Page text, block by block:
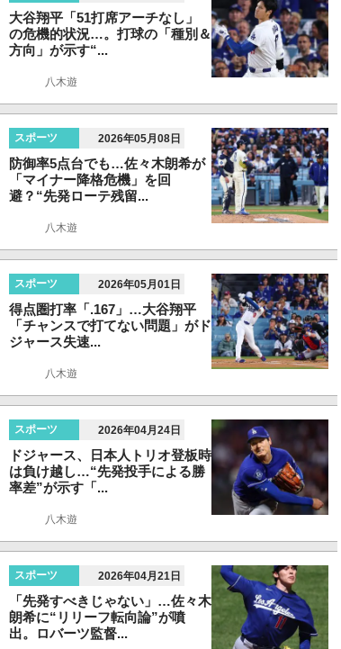
大谷翔平「51打席アーチなし」
の危機的状況…。打球の「種別＆
方向」が示す“...
八木遊
スポーツ 2026年05月08日
防御率5点台でも…佐々木朗希が
「マイナー降格危機」を回
避？“先発ローテ残留...
八木遊
スポーツ 2026年05月01日
得点圏打率「.167」…大谷翔平
「チャンスで打てない問題」がド
ジャース失速...
八木遊
スポーツ 2026年04月24日
ドジャース、日本人トリオ登板時
は負け越し…“先発投手による勝
率差”が示す「...
八木遊
スポーツ 2026年04月21日
「先発すべきじゃない」…佐々木
朗希に“リリーフ転向論”が噴
出。ロバーツ監督...